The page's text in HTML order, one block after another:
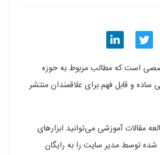
گذاری
توییتر
گذاری
لینکدین
است که مطالب مربوط به حوزه
و قابل فهم برای علاقمندان منتشر
مقالات آموزشی می‌توانید ابزارهای
توسط مدیر سایت را به رایگان